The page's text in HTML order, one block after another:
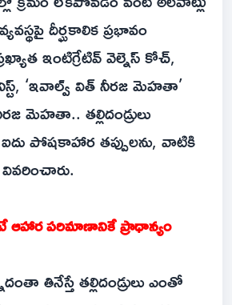
దీర్ఘకాలిక ప్రభావం
ఇంటిగ్రేటివ్ వెల్నెస్ కోచ్,
‘ఇవాల్వ్ విత్ నీరజ మెహతా’
మెహతా.. తల్లిదండ్రులు
పోషకాహార తప్పులను, వాటికి
ఆహార పరిమాణానికే ప్రాధాన్యం
తినేస్తే తల్లిదండ్రులు ఎంతో